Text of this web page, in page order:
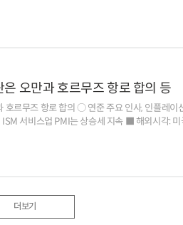
을 기준으로 3단계 상대 평가(매우 높음 ★★★,
오만과 호르무즈 항로 합의 등
르무즈 항로 합의 ○ 연준 주요 인사, 인플레이
해외시각: 미국 주가의 상승, 견조한 AI 투자 및
더보기